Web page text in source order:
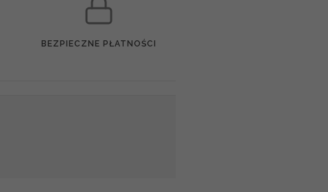
BEZPIECZNE PŁATNOŚCI